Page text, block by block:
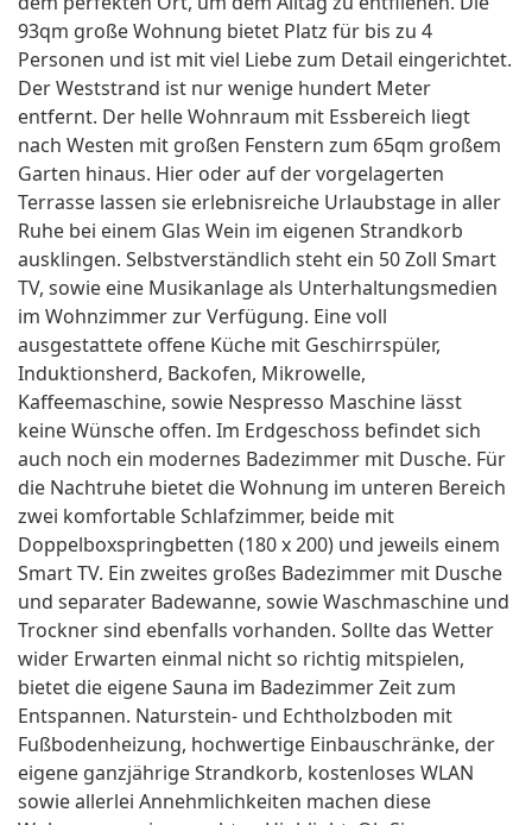
93qm große Wohnung bietet Platz für bis zu 4
Personen und ist mit viel Liebe zum Detail eingerichtet.
Der Weststrand ist nur wenige hundert Meter
entfernt. Der helle Wohnraum mit Essbereich liegt
nach Westen mit großen Fenstern zum 65qm großem
Garten hinaus. Hier oder auf der vorgelagerten
Terrasse lassen sie erlebnisreiche Urlaubstage in aller
Ruhe bei einem Glas Wein im eigenen Strandkorb
ausklingen. Selbstverständlich steht ein 50 Zoll Smart
TV, sowie eine Musikanlage als Unterhaltungsmedien
im Wohnzimmer zur Verfügung. Eine voll
ausgestattete offene Küche mit Geschirrspüler,
Induktionsherd, Backofen, Mikrowelle,
Kaffeemaschine, sowie Nespresso Maschine lässt
keine Wünsche offen. Im Erdgeschoss befindet sich
auch noch ein modernes Badezimmer mit Dusche. Für
die Nachtruhe bietet die Wohnung im unteren Bereich
zwei komfortable Schlafzimmer, beide mit
Doppelboxspringbetten (180 x 200) und jeweils einem
Smart TV. Ein zweites großes Badezimmer mit Dusche
und separater Badewanne, sowie Waschmaschine und
Trockner sind ebenfalls vorhanden. Sollte das Wetter
wider Erwarten einmal nicht so richtig mitspielen,
bietet die eigene Sauna im Badezimmer Zeit zum
Entspannen. Naturstein- und Echtholzboden mit
Fußbodenheizung, hochwertige Einbauschränke, der
eigene ganzjährige Strandkorb, kostenloses WLAN
sowie allerlei Annehmlichkeiten machen diese